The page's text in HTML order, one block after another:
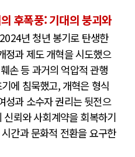
후폭풍: 기대의 붕괴와
년 청년 봉기로 탄생한
정과 제도 개혁을 시도했으
손 등 과거의 억압적 관행
에 침묵했고, 개혁은 형식
성과 소수자 권리는 뒷전으
뢰와 사회계약을 회복하기
간과 문화적 전환을 요구한